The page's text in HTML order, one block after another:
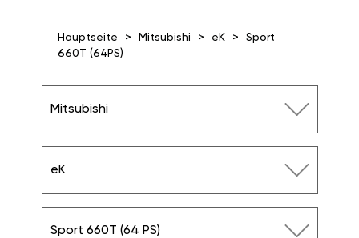
Hauptseite Mitsubishi eK
Sport
660T (64PS)
Mitsubishi
eK
Sport 660T (64 PS)